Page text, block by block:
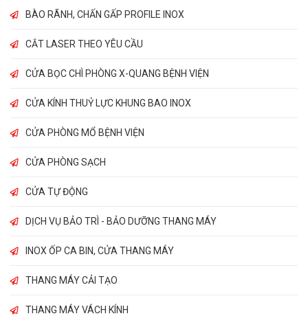
BÀO RÃNH, CHẤN GẤP PROFILE INOX
CẮT LASER THEO YÊU CẦU
CỬA BỌC CHÌ PHÒNG X-QUANG BỆNH VIỆN
CỬA KÍNH THUỶ LỰC KHUNG BAO INOX
CỬA PHÒNG MỔ BỆNH VIỆN
CỬA PHÒNG SẠCH
CỬA TỰ ĐỘNG
DỊCH VỤ BẢO TRÌ - BẢO DƯỠNG THANG MÁY
INOX ỐP CA BIN, CỬA THANG MÁY
THANG MÁY CẢI TẠO
THANG MÁY VÁCH KÍNH